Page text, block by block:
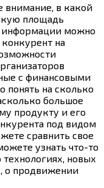
внимание, в какой
площадь
информации можно
на
с финансовыми
понять на сколько
большое
продукту и его
под видом
сравнить свое
узнать что-то
новых
о продвижении